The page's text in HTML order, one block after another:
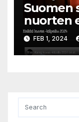
Suomen
nuorten
– FEB 1, 2024